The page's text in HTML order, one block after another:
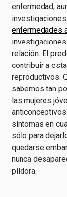
enfermedad,
enfermedades
investigaciones
relación. El
contribuir a
reproductivos.
sabemos tan
las mujeres
síntomas en
sólo para
quedarse
nunca
píldora.